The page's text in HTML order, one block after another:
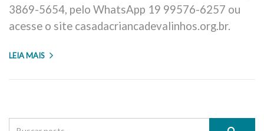
3869-5654, pelo WhatsApp 19 99576-6257 ou
acesse o site casadacriancadevalinhos.org.br.
LEIA MAIS